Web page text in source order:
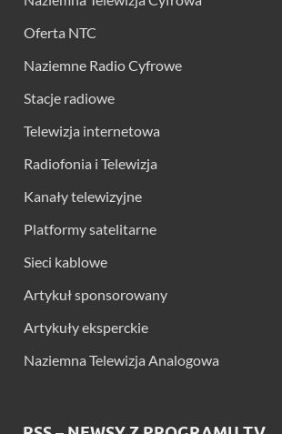
Oferta NTC
Naziemne Radio Cyfrowe
Stacje radiowe
Telewizja internetowa
Radiofonia i Telewizja
Kanały telewizyjne
Platformy satelitarne
Sieci kablowe
Artykuł sponsorowany
Artykuły eksperckie
Naziemna Telewizja Analogowa